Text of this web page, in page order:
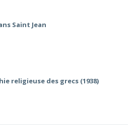
Saint Jean
religieuse des grecs (1938)